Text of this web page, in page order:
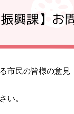
興課】お
市民の皆様の意
い。